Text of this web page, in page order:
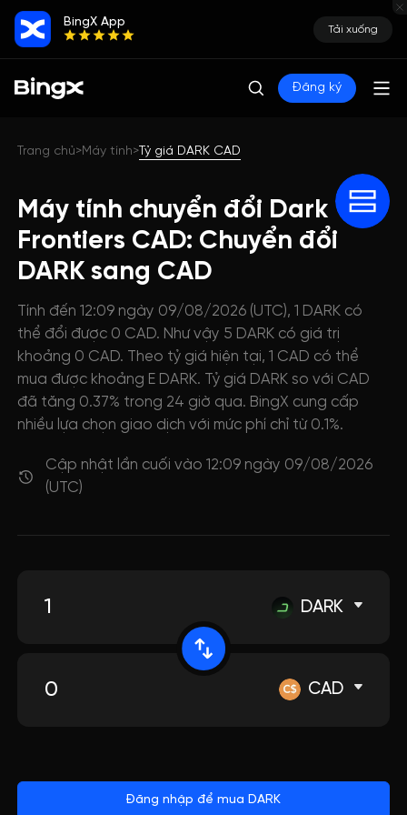
BingX App
Tải xuống
Đăng ký
Trang chủ>Máy tính>Tỷ giá DARK CAD
Máy tính chuyển đổi Dark
Frontiers CAD: Chuyển đổi
DARK sang CAD
Tính đến 12:09 ngày 09/08/2026 (UTC), 1 DARK có
thể đổi được 0 CAD. Như vậy 5 DARK có giá trị
khoảng 0 CAD. Theo tỷ giá hiện tại, 1 CAD có thể
mua được khoảng E DARK. Tỷ giá DARK so với CAD
đã tăng 0.37% trong 24 giờ qua. BingX cung cấp
nhiều lựa chọn giao dịch với mức phí chỉ từ 0.1%.
Cập nhật lần cuối vào 12:09 ngày 09/08/2026
(UTC)
DARK
CAD
Đăng nhập để mua DARK